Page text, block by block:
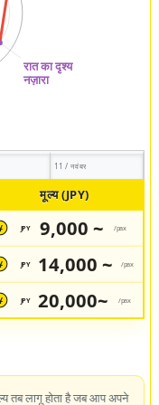
11 / नवंबर
मूल्य (JPY)
JPY 9,000 ~ /pax
JPY 14,000 ~ /pax
JPY 20,000~ /pax
तब लागू होता है जब आप अपने